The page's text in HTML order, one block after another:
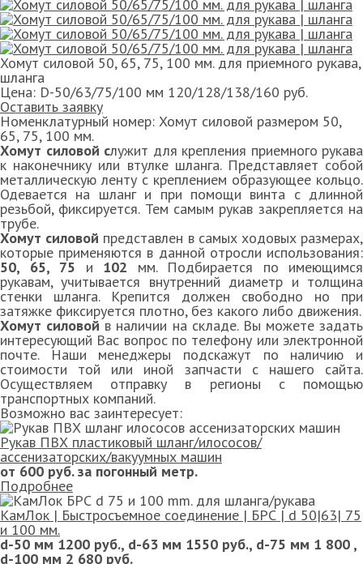
Хомут силовой 50, 65, 75, 100 мм. для приемного рукава,
шланга
Цена: D-50/63/75/100 мм 120/128/138/160 руб.
Оставить заявку
Номенклатурный номер: Хомут силовой размером 50,
65, 75, 100 мм.
Хомут силовой служит для крепления приемного рукава
к наконечнику или втулке шланга. Представляет собой
металлическую ленту с креплением образующее кольцо.
Одевается на шланг и при помощи винта с длинной
резьбой, фиксируется. Тем самым рукав закрепляется на
трубе.
Хомут силовой представлен в самых ходовых размерах,
которые применяются в данной отросли использования:
50, 65, 75 и 102 мм. Подбирается по имеющимся
рукавам, учитывается внутренний диаметр и толщина
стенки шланга. Крепится должен свободно но при
затяжке фиксируется плотно, без какого либо движения.
Хомут силовойв наличии на складе. Вы можете задать
интересующий Вас вопрос по телефону или электронной
почте. Наши менеджеры подскажут по наличию и
стоимости той или иной запчасти с нашего сайта.
Осуществляем отправку в регионы с помощью
транспортных компаний.
Возможно вас заинтересует:
Рукав ПВХ пластиковый шланг/илососов/
ассенизаторских/вакуумных машин
от 600 руб. за погонный метр.
Подробнее
КамЛок | Быстросъемное соединение | БРС | d 50|63| 75
и 100 мм.
d-50 мм 1200 руб., d-63 мм 1550 руб., d-75 мм 1 800 ,
d-100 мм 2 680 руб.